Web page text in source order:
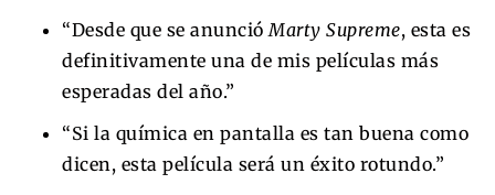
“Desde que se anunció Marty Supreme, esta es
definitivamente una de mis películas más
esperadas del año.”
“Si la química en pantalla es tan buena como
dicen, esta película será un éxito rotundo.”